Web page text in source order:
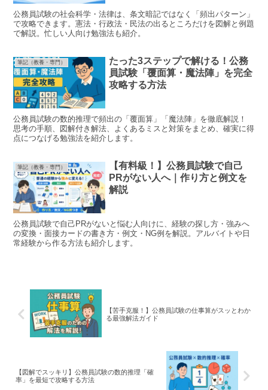
公務員試験の社会科学・法律は、条文暗記ではなく「頻出パターン」
で攻略できます。憲法・行政法・民法の出るところだけを図解と例題
で解説。忙しい人向け勉強法も紹介。
筆記（教養・専門）
たった3ステップで解ける！公務
員試験「覆面算・魔法陣」を完全
攻略する方法
公務員試験の数的推理で頻出の「覆面算」「魔法陣」を徹底解説！
思考の手順、図解付き解法、よくあるミスと対策をまとめ、確実に得
点につなげる勉強法を紹介します。
筆記（教養・専門）
【有料級！】公務員試験で自己
PRがない人へ｜作り方と例文を
解説
公務員試験で自己PRがないと悩む人向けに、経験の探し方・強みへ
の変換・面接カードの書き方・例文・NG例を解説。アルバイトや日
常経験から作る方法も紹介します。
【苦手克服！】公務員試験の仕事算がスッとわか
る最強解法ガイド
【図解でスッキリ】公務員試験の数的推理「確
率」を最短で攻略する方法